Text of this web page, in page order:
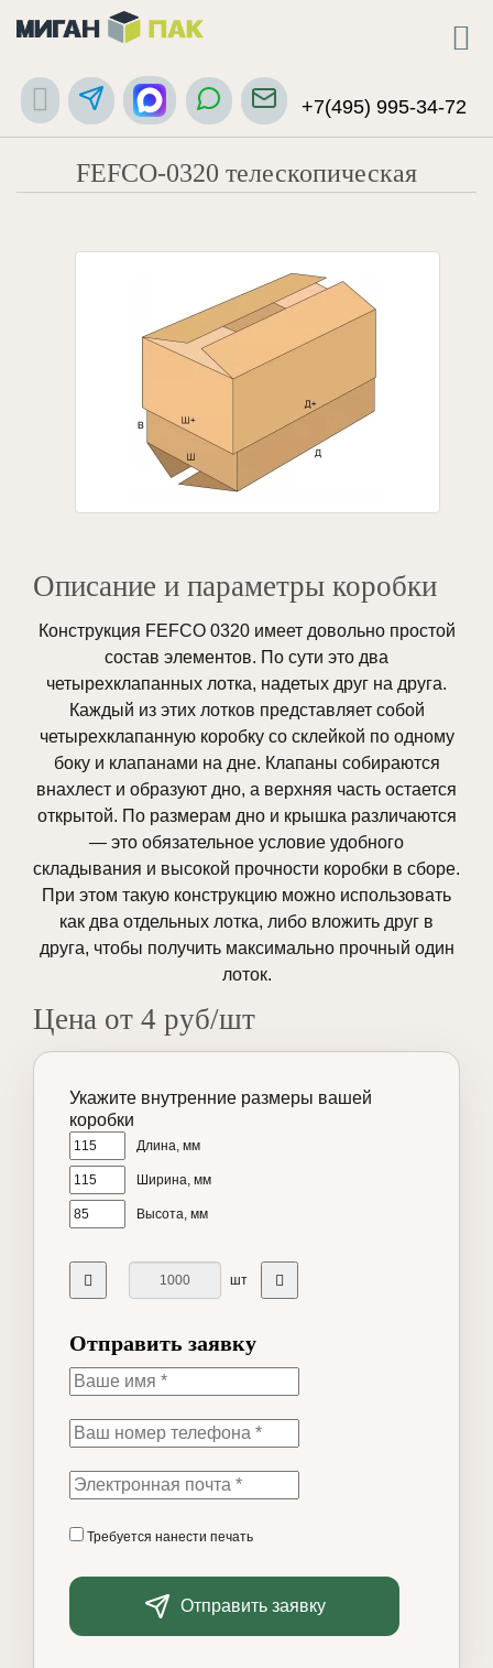
+7(495) 995-34-72
FEFCO-0320 телескопическая
Описание и параметры коробки
Конструкция FEFCO 0320 имеет довольно простой
состав элементов. По сути это два
четырехклапанных лотка, надетых друг на друга.
Каждый из этих лотков представляет собой
четырехклапанную коробку со склейкой по одному
боку и клапанами на дне. Клапаны собираются
внахлест и образуют дно, а верхняя часть остается
открытой. По размерам дно и крышка различаются
— это обязательное условие удобного
складывания и высокой прочности коробки в сборе.
При этом такую конструкцию можно использовать
как два отдельных лотка, либо вложить друг в
друга, чтобы получить максимально прочный один
лоток.
Цена от 4 руб/шт
Укажите внутренние размеры вашей
коробки
Длина, мм
Ширина, мм
Высота, мм
шт
Отправить заявку
Требуется нанести печать
Отправить заявку